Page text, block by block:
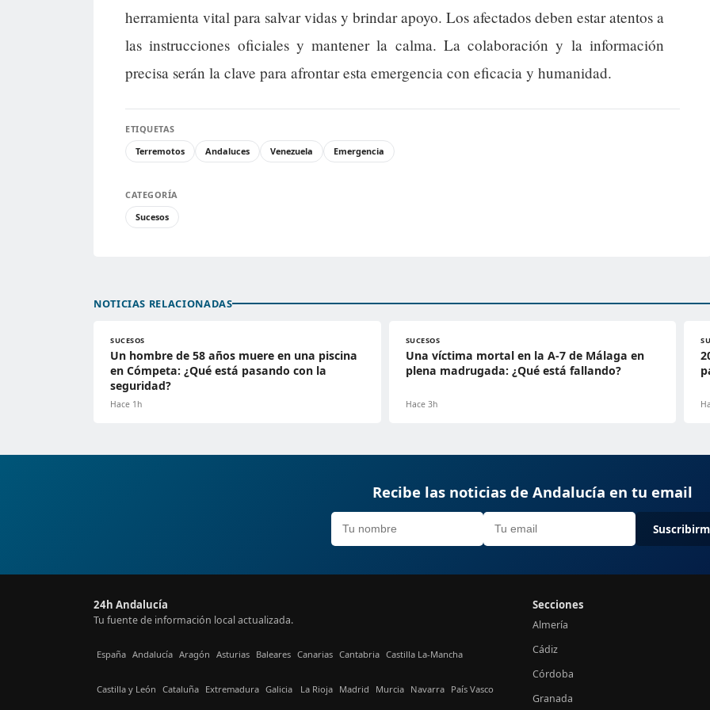
herramienta vital para salvar vidas y brindar apoyo. Los afectados deben estar atentos a
las instrucciones oficiales y mantener la calma. La colaboración y la información
precisa serán la clave para afrontar esta emergencia con eficacia y humanidad.
ETIQUETAS
Terremotos
Andaluces Venezuela Emergencia
CATEGORÍA
Sucesos
NOTICIAS RELACIONADAS
SUCESOS
Un hombre de 58 años muere en una piscina
en Cómpeta: ¿Qué está pasando con la
seguridad?
Hace 1h
SUCESOS
Una víctima mortal en la A-7 de Málaga en
plena madrugada: ¿Qué está fallando?
Hace 3h
Recibe las noticias de Andalucía en tu email
24h Andalucía
Tu fuente de información local actualizada.
España Andalucía Aragón Asturias Baleares Canarias Cantabria Castilla La-Mancha
Castilla y León Cataluña Extremadura Galicia La Rioja Madrid Murcia Navarra País Vasco
Secciones
Almería
Cádiz
Córdoba
Granada